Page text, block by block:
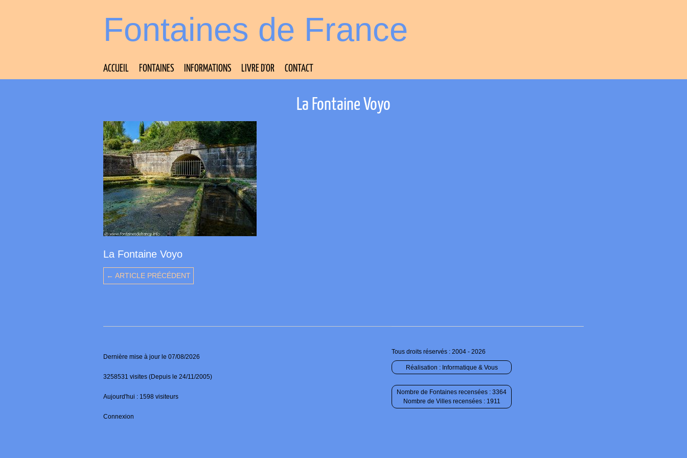
Fontaines de France
ACCUEIL FONTAINES INFORMATIONS LIVRE D’OR CONTACT
La Fontaine Voyo
La Fontaine Voyo
← ARTICLE PRÉCÉDENT
Dernière mise à jour le 07/08/2026
3258531 visites (Depuis le 24/11/2005)
Aujourd'hui : 1598 visiteurs
Connexion
Tous droits réservés : 2004 - 2026
Réalisation : Informatique & Vous
Nombre de Fontaines recensées : 3364
Nombre de Villes recensées : 1911